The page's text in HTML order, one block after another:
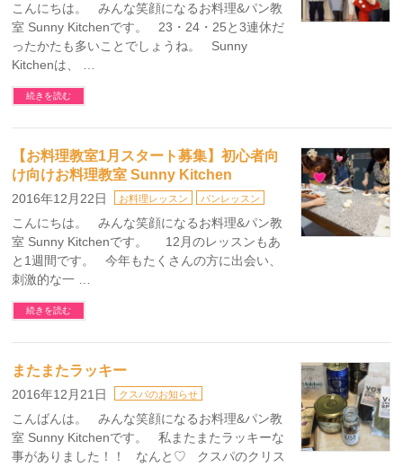
こんにちは。 みんな笑顔になるお料理&パン教
室 Sunny Kitchenです。 23・24・25と3連休だ
ったかたも多いことでしょうね。 Sunny
Kitchenは、 …
続きを読む
【お料理教室1月スタート募集】初心者向
け向けお料理教室 Sunny Kitchen
2016年12月22日 お料理レッスン パンレッスン
こんにちは。 みんな笑顔になるお料理&パン教
室 Sunny Kitchenです。 12月のレッスンもあ
と1週間です。 今年もたくさんの方に出会い、
刺激的な一 …
続きを読む
またまたラッキー
2016年12月21日 クスパのお知らせ
こんばんは。 みんな笑顔になるお料理&パン教
室 Sunny Kitchenです。 私またまたラッキーな
事がありました！！ なんと♡ クスパのクリス